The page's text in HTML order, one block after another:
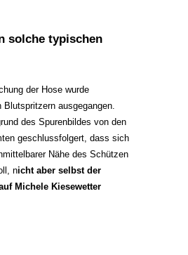
solche typischen
der Hose wurde
ausgegangen.
des Spurenbildes von den
geschlussfolgert, dass sich
Nähe des Schützen
nicht aber selbst der
Michele Kiesewetter